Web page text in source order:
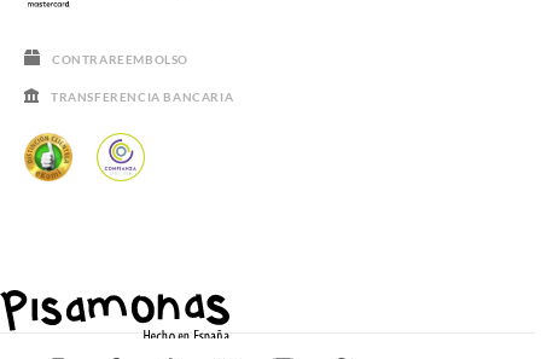
CONTRAREEMBOLSO
TRANSFERENCIA BANCARIA